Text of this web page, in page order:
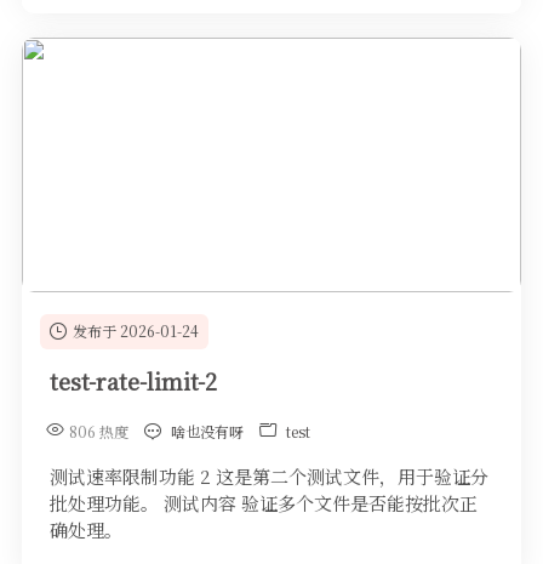
发布于 2026-01-24
test-rate-limit-2
806 热度 啥也没有呀 test
测试速率限制功能 2 这是第二个测试文件，用于验证分
批处理功能。 测试内容 验证多个文件是否能按批次正
确处理。